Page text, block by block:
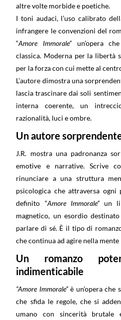
altre volte morbide e poetiche.
I toni audaci, l’uso calibrato
infrangere le convenzioni del
“Amore Immorale” un’opera
classica. Moderna per la libertà
per la forza con cui mette al
L’autore dimostra una
lascia trascinare dai soli
interna coerente, un
razionalità, luci e ombre.
Un autore
J.R. mostra una padronanza
emotive e narrative. Scrive
rinunciare a una struttura
psicologica che attraversa
definito “Amore Immorale”un
magnetico, un esordio
parlare di sé. È il tipo di
che continua ad agire nella
Un romanzo
indimenticabile
“Amore Immorale”è un’opera che
che sfida le regole, che si
umano con sincerità brutale